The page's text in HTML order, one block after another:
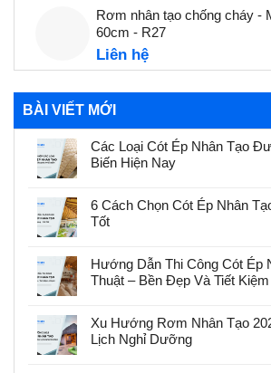
Rơm nhân tạo chống cháy -
60cm - R27
Liên hệ
BÀI VIẾT MỚI
Các Loại Cót Ép Nhân Tạo
Biến Hiện Nay
6 Cách Chọn Cót Ép Nhân
Tốt
Hướng Dẫn Thi Công Cót Ép
Thuật – Bền Đẹp Và Tiết
Xu Hướng Rơm Nhân Tạo
Lịch Nghỉ Dưỡng